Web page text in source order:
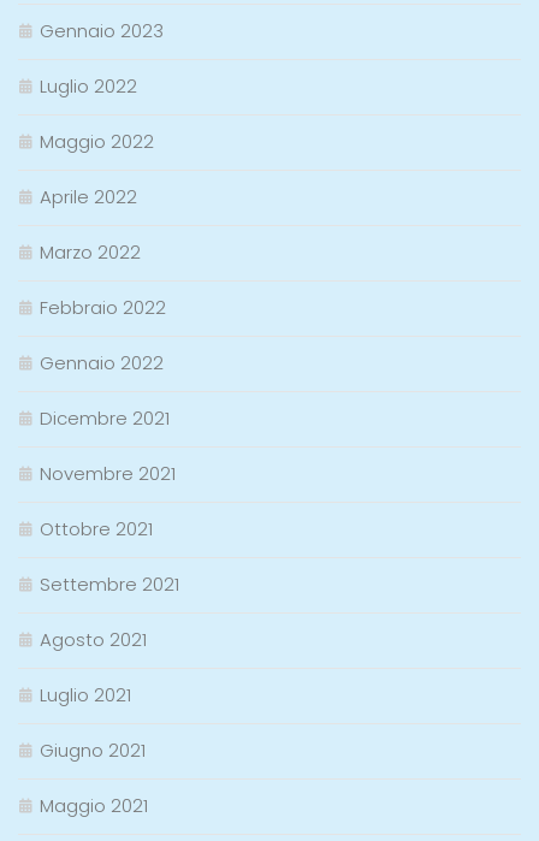
Gennaio 2023
Luglio 2022
Maggio 2022
Aprile 2022
Marzo 2022
Febbraio 2022
Gennaio 2022
Dicembre 2021
Novembre 2021
Ottobre 2021
Settembre 2021
Agosto 2021
Luglio 2021
Giugno 2021
Maggio 2021